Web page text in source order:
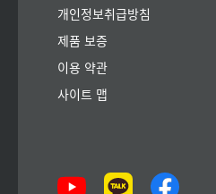
개인정보취급방침
제품 보증
이용 약관
사이트 맵